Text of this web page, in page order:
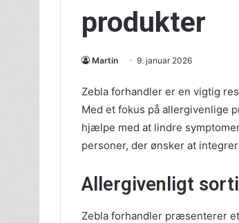
produkter
Martin 9. januar 2026
Zebla forhandler er en vigtig
Med et fokus på allergivenlige
hjælpe med at lindre
personer, der ønsker at
Allergivenligt
Zebla forhandler præsenterer